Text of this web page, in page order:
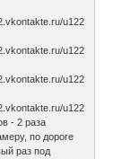
- 2 раза
по дороге
раз под